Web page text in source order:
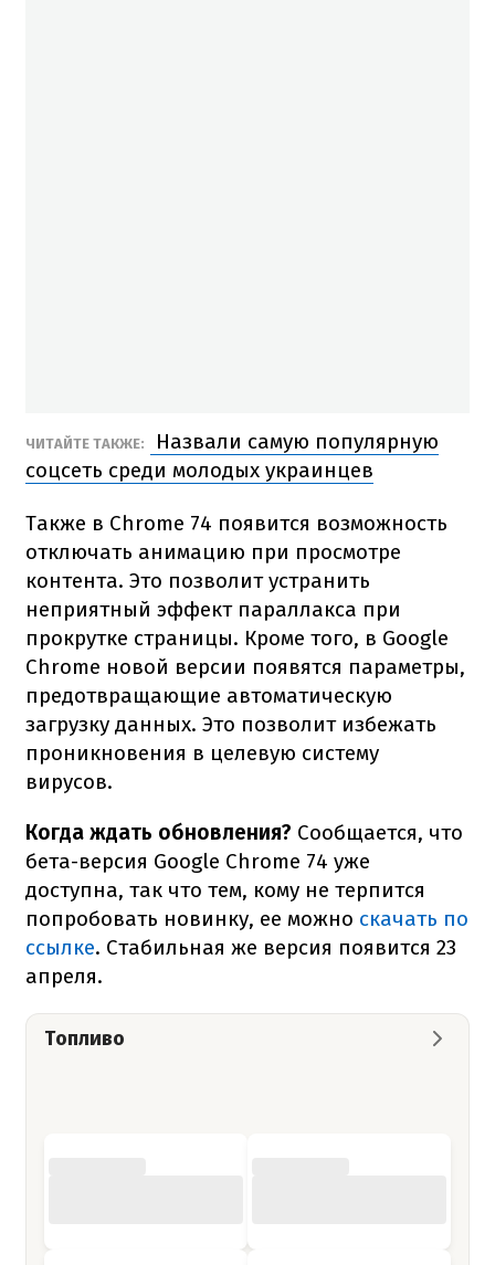
ЧИТАЙТЕ ТАКЖЕ:
Назвали самую популярную
соцсеть среди молодых украинцев
Также в Chrome 74 появится возможность
отключать анимацию при просмотре
контента. Это позволит устранить
неприятный эффект параллакса при
прокрутке страницы. Кроме того, в Google
Chrome новой версии появятся параметры,
предотвращающие автоматическую
загрузку данных. Это позволит избежать
проникновения в целевую систему
вирусов.
Когда ждать обновления? Сообщается, что
бета-версия Google Chrome 74 уже
доступна, так что тем, кому не терпится
попробовать новинку, ее можно скачать по
ссылке. Стабильная же версия появится 23
апреля.
Топливо